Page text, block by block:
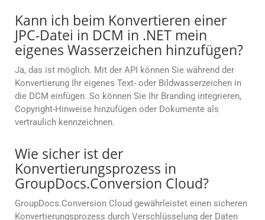
Kann ich beim Konvertieren einer
JPC-Datei in DCM in .NET mein
eigenes Wasserzeichen hinzufügen?
Ja, das ist möglich. Mit der API können Sie während der
Konvertierung Ihr eigenes Text- oder Bildwasserzeichen in
die DCM einfügen. So können Sie Ihr Branding integrieren,
Copyright-Hinweise hinzufügen oder Dokumente als
vertraulich kennzeichnen.
Wie sicher ist der
Konvertierungsprozess in
GroupDocs.Conversion Cloud?
GroupDocs.Conversion Cloud gewährleistet einen sicheren
Konvertierungsprozess durch Verschlüsselung der Daten